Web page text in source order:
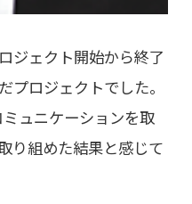
ジェクト開始から終了
プロジェクトでした。
ュニケーションを取
り組めた結果と感じて